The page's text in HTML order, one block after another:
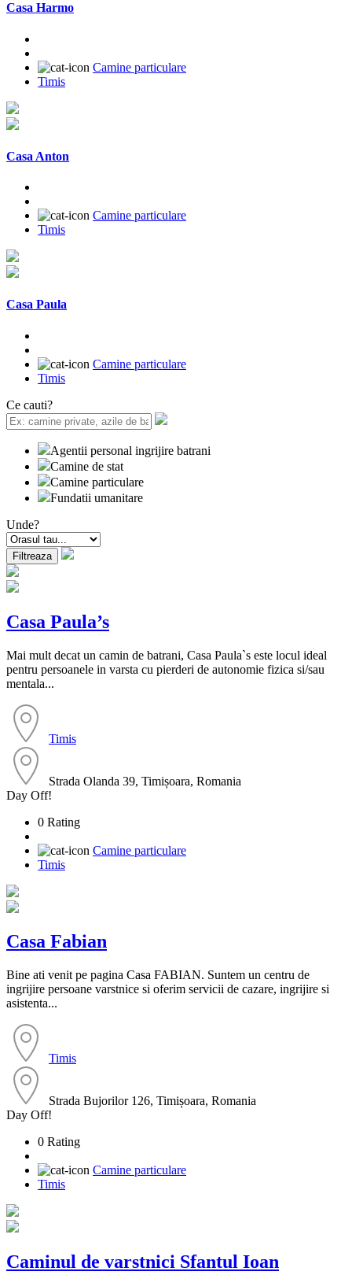
Casa Harmo
Camine particulare
Timis
Casa Anton
Camine particulare
Timis
Casa Paula
Camine particulare
Timis
Ce cauti?
Agentii personal ingrijire batrani
Camine de stat
Camine particulare
Fundatii umanitare
Unde?
Casa Paula’s
Mai mult decat un camin de batrani, Casa Paula`s este locul ideal
pentru persoanele in varsta cu pierderi de autonomie fizica si/sau
mentala...
Timis
Strada Olanda 39, Timișoara, Romania
Day Off!
0 Rating
Camine particulare
Timis
Casa Fabian
Bine ati venit pe pagina Casa FABIAN. Suntem un centru de
ingrijire persoane varstnice si oferim servicii de cazare, ingrijire si
asistenta...
Timis
Strada Bujorilor 126, Timișoara, Romania
Day Off!
0 Rating
Camine particulare
Timis
Caminul de varstnici Sfantul Ioan